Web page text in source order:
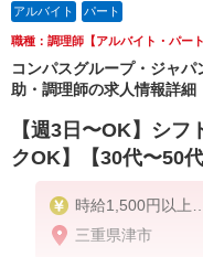
アルバイト パート
職種：調理師【アルバイト・パート
コンパスグループ・ジャ
助・調理師の求人情報詳
【週3日〜OK】シ
クOK】【30代〜50代
時給1,500円以上
残業が発生した場
三重県津市